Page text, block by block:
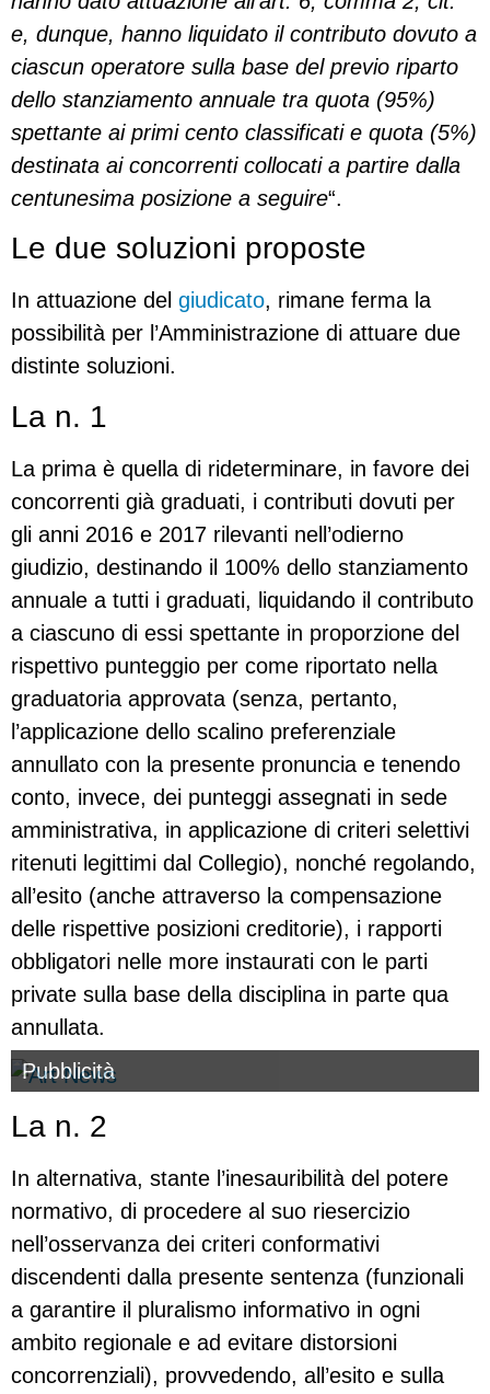
e, dunque, hanno liquidato il contributo dovuto a
ciascun operatore sulla base del previo riparto
dello stanziamento annuale tra quota (95%)
spettante ai primi cento classificati e quota (5%)
destinata ai concorrenti collocati a partire dalla
centunesima posizione a seguire“.
Le due soluzioni proposte
In attuazione del giudicato, rimane ferma la
possibilità per l’Amministrazione di attuare due
distinte soluzioni.
La n. 1
La prima è quella di rideterminare, in favore dei
concorrenti già graduati, i contributi dovuti per
gli anni 2016 e 2017 rilevanti nell’odierno
giudizio, destinando il 100% dello stanziamento
annuale a tutti i graduati, liquidando il contributo
a ciascuno di essi spettante in proporzione del
rispettivo punteggio per come riportato nella
graduatoria approvata (senza, pertanto,
l’applicazione dello scalino preferenziale
annullato con la presente pronuncia e tenendo
conto, invece, dei punteggi assegnati in sede
amministrativa, in applicazione di criteri selettivi
ritenuti legittimi dal Collegio), nonché regolando,
all’esito (anche attraverso la compensazione
delle rispettive posizioni creditorie), i rapporti
obbligatori nelle more instaurati con le parti
private sulla base della disciplina in parte qua
annullata.
Pubblicità
La n. 2
In alternativa, stante l’inesauribilità del potere
normativo, di procedere al suo riesercizio
nell’osservanza dei criteri conformativi
discendenti dalla presente sentenza (funzionali
a garantire il pluralismo informativo in ogni
ambito regionale e ad evitare distorsioni
concorrenziali), provvedendo, all’esito e sulla